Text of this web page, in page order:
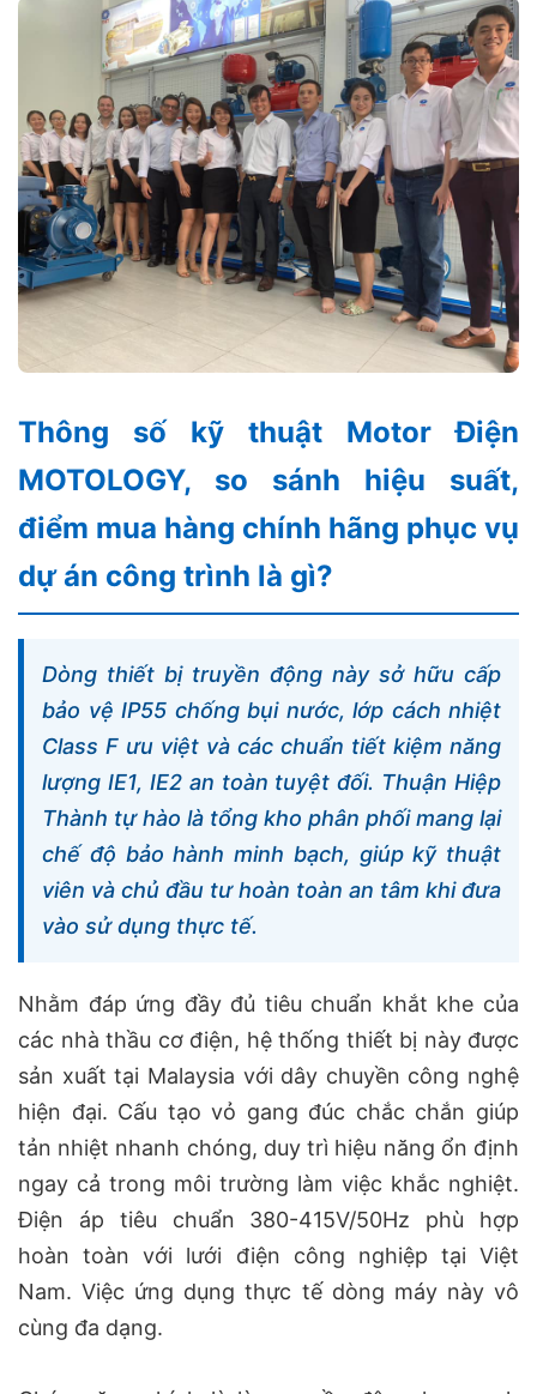
Thông số kỹ thuật Motor Điện
MOTOLOGY, so sánh hiệu suất,
điểm mua hàng chính hãng phục vụ
dự án công trình là gì?
Dòng thiết bị truyền động này sở hữu cấp
bảo vệ IP55 chống bụi nước, lớp cách nhiệt
Class F ưu việt và các chuẩn tiết kiệm năng
lượng IE1, IE2 an toàn tuyệt đối. Thuận Hiệp
Thành tự hào là tổng kho phân phối mang lại
chế độ bảo hành minh bạch, giúp kỹ thuật
viên và chủ đầu tư hoàn toàn an tâm khi đưa
vào sử dụng thực tế.
Nhằm đáp ứng đầy đủ tiêu chuẩn khắt khe của
các nhà thầu cơ điện, hệ thống thiết bị này được
sản xuất tại Malaysia với dây chuyền công nghệ
hiện đại. Cấu tạo vỏ gang đúc chắc chắn giúp
tản nhiệt nhanh chóng, duy trì hiệu năng ổn định
ngay cả trong môi trường làm việc khắc nghiệt.
Điện áp tiêu chuẩn 380-415V/50Hz phù hợp
hoàn toàn với lưới điện công nghiệp tại Việt
Nam. Việc ứng dụng thực tế dòng máy này vô
cùng đa dạng.